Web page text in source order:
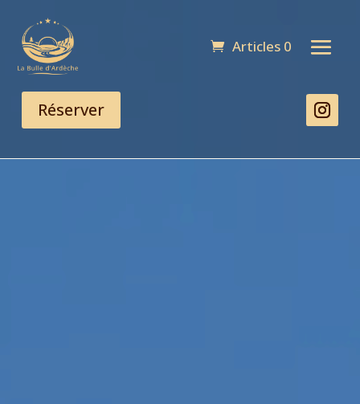
Articles 0
Réserver